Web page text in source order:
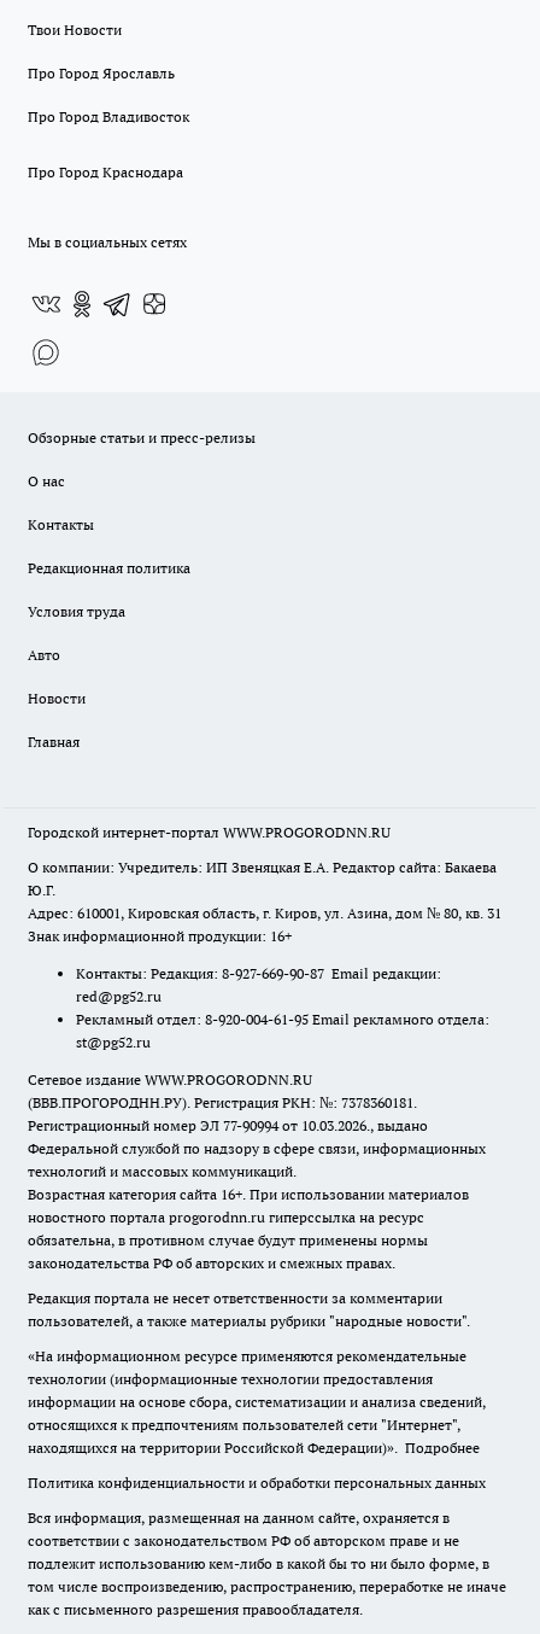
Твои Новости
Про Город Ярославль
Про Город Владивосток
Про Город Краснодара
Мы в социальных сетях
Обзорные статьи и пресс-релизы
О нас
Контакты
Редакционная политика
Условия труда
Авто
Новости
Главная
Городской интернет-портал WWW.PROGORODNN.RU
О компании: Учредитель: ИП Звеняцкая Е.А. Редактор сайта: Бакаева
Ю.Г.
Адрес: 610001, Кировская область, г. Киров, ул. Азина, дом № 80, кв. 31
Знак информационной продукции: 16+
Контакты: Редакция: 8-927-669-90-87 Email редакции:
red@pg52.ru
Рекламный отдел: 8-920-004-61-95 Email рекламного отдела:
st@pg52.ru
Сетевое издание WWW.PROGORODNN.RU
(ВВВ.ПРОГОРОДНН.РУ). Регистрация РКН: №: 7378360181.
Регистрационный номер ЭЛ 77-90994 от 10.03.2026., выдано
Федеральной службой по надзору в сфере связи, информационных
технологий и массовых коммуникаций.
Возрастная категория сайта 16+. При использовании материалов
новостного портала progorodnn.ru гиперссылка на ресурс
обязательна, в противном случае будут применены нормы
законодательства РФ об авторских и смежных правах.
Редакция портала не несет ответственности за комментарии
пользователей, а также материалы рубрики "народные новости".
«На информационном ресурсе применяются рекомендательные
технологии (информационные технологии предоставления
информации на основе сбора, систематизации и анализа сведений,
относящихся к предпочтениям пользователей сети "Интернет",
находящихся на территории Российской Федерации)». Подробнее
Политика конфиденциальности и обработки персональных данных
Вся информация, размещенная на данном сайте, охраняется в
соответствии с законодательством РФ об авторском праве и не
подлежит использованию кем-либо в какой бы то ни было форме, в
том числе воспроизведению, распространению, переработке не иначе
как с письменного разрешения правообладателя.